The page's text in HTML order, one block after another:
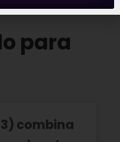
para
combina